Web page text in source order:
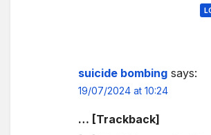
suicide bombing says:
19/07/2024 at 10:24
… [Trackback]